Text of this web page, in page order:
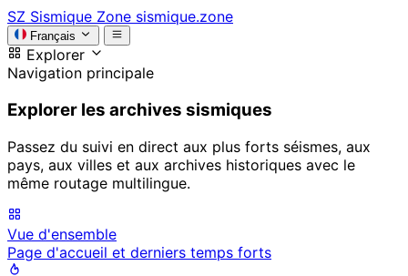
SZ Sismique Zone sismique.zone
Français
Explorer
Navigation principale
Explorer les archives sismiques
Passez du suivi en direct aux plus forts séismes, aux
pays, aux villes et aux archives historiques avec le
même routage multilingue.
Vue d'ensemble
Page d'accueil et derniers temps forts